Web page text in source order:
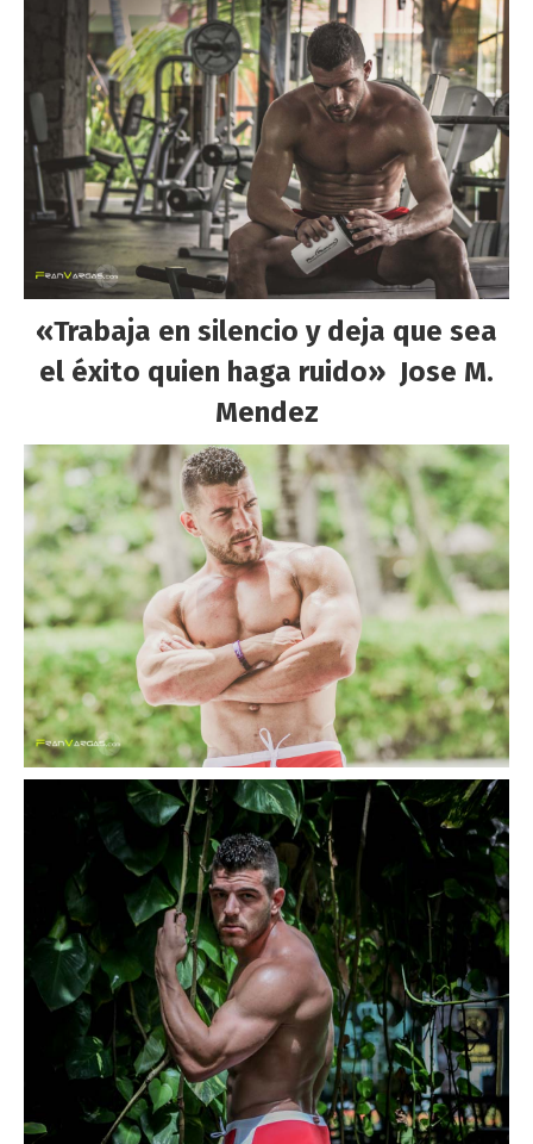
«Trabaja en silencio y deja que sea
el éxito quien haga ruido» Jose M.
Mendez